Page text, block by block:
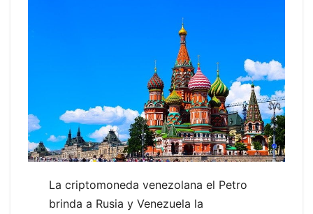
La criptomoneda venezolana el Petro
brinda a Rusia y Venezuela la